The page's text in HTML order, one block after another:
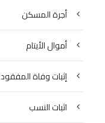
أجرة المسكن
أموال الأيتام
إثبات وفاة المفقود
اثبات النسب